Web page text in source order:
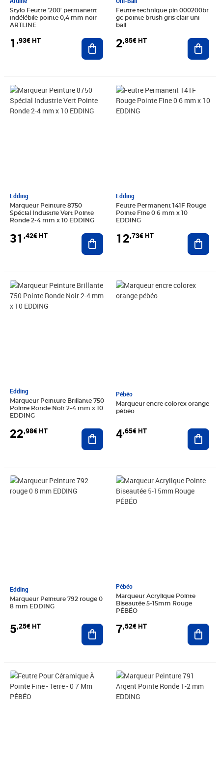
Stylo Feutre '200' permanent
indélébile pointe 0,4 mm noir
ARTLINE
1 ,93€ HT Ajouter au panier
Feutre technique pin 000200br
gc pointe brush gris clair uni-
ball
2,85€ HT
Edding
Marqueur Peinture 8750
Spécial Industrie Vert Pointe
Ronde 2-4 mm x 10 EDDING
31 ,42€ HT
Prix 31,42€ HT
Ajouter au panier
Edding
Feutre Permanent 141F Rouge
Pointe Fine 0 6 mm x 10
EDDING
12,73€ HT
Prix 12,73€ HT
Edding
Marqueur Peinture Brillante 750
Pointe Ronde Noir 2-4 mm x 10
EDDING
22,98€ HT
Prix 22,98€ HT
Ajouter au panier
Pébéo
Marqueur encre colorex orange
pébéo
4,65€ HT
Prix 4,65€ HT
Edding
Marqueur Peinture 792 rouge 0
8 mm EDDING
5,25€ HT
Prix 5,25€ HT
Ajouter au panier
Pébéo
Marqueur Acrylique Pointe
Biseautée 5-15mm Rouge
PÉBÉO
7,52€ HT
Prix 7,52€ HT
Prix 7,52€ HT Prix 3,46€ HT